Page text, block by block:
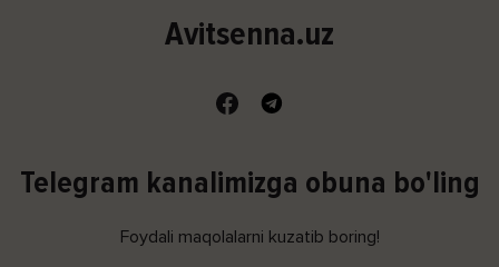
Avitsenna.uz
Telegram kanalimizga obuna bo'ling
Foydali maqolalarni kuzatib boring!